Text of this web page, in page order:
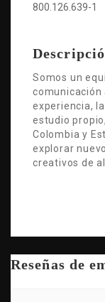
800.126.639-1
Somos un
comunicación
experiencia,
estudio
Colombia y
explorar
creativos de
Reseñas de